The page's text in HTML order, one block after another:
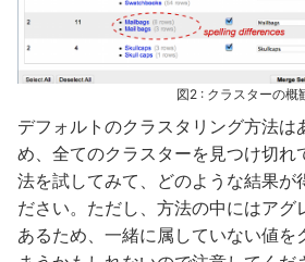
図2 : クラスターの概
デフォルトのクラスタリング方法は
め、全てのクラスターを見つけ切れ
法を試してみて、どのような結果が
ださい。ただし、方法の中にはアグ
あるため、一緒に属していない値を